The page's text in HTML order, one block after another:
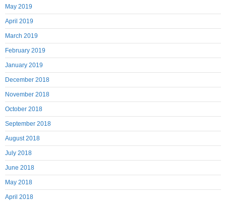
May 2019
April 2019
March 2019
February 2019
January 2019
December 2018
November 2018
October 2018
September 2018
August 2018
July 2018
June 2018
May 2018
April 2018